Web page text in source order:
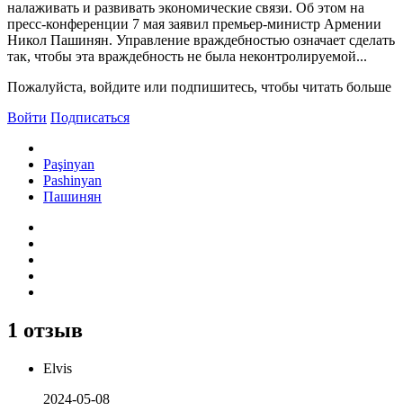
налаживать и развивать экономические связи. Об этом на
пресс-конференции 7 мая заявил премьер-министр Армении
Никол Пашинян. Управление враждебностью означает сделать
так, чтобы эта враждебность не была неконтролируемой...
Пожалуйста, войдите или подпишитесь, чтобы читать больше
Войти Подписаться
Paşinyan
Pashinyan
Пашинян
1 отзыв
Elvis
2024-05-08